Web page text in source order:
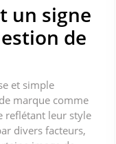
un signe
de
et simple
marque comme
reflétant leur style
divers facteurs,